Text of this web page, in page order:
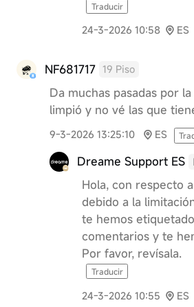
Traducir
24-3-2026 10:58 ES
NF681717 19 Piso
Da muchas pasadas por
limpió y no vé las que
9-3-2026 13:25:10 ES
Dreame Support ES
Hola, con respecto
debido a la
te hemos
comentarios y te
Por favor, revísala.
Traducir
24-3-2026 10:55 ES